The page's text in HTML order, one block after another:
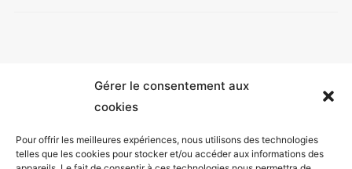
Gérer le consentement aux
cookies
Pour offrir les meilleures expériences, nous utilisons des technologies
telles que les cookies pour stocker et/ou accéder aux informations des